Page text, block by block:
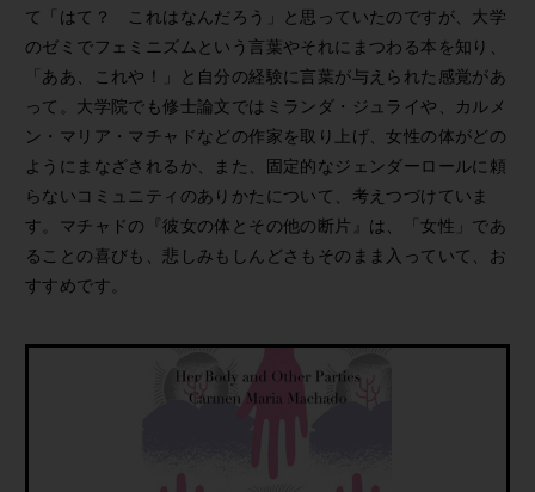
て「はて？ これはなんだろう」と思っていたのですが、大学
のゼミでフェミニズムという言葉やそれにまつわる本を知り、
「ああ、これや！」と自分の経験に言葉が与えられた感覚があ
って。大学院でも修士論文ではミランダ・ジュライや、カルメ
ン・マリア・マチャドなどの作家を取り上げ、女性の体がどの
ようにまなざされるか、また、固定的なジェンダーロールに頼
らないコミュニティのありかたについて、考えつづけていま
す。マチャドの『彼女の体とその他の断片』は、「女性」であ
ることの喜びも、悲しみもしんどさもそのまま入っていて、お
すすめです。